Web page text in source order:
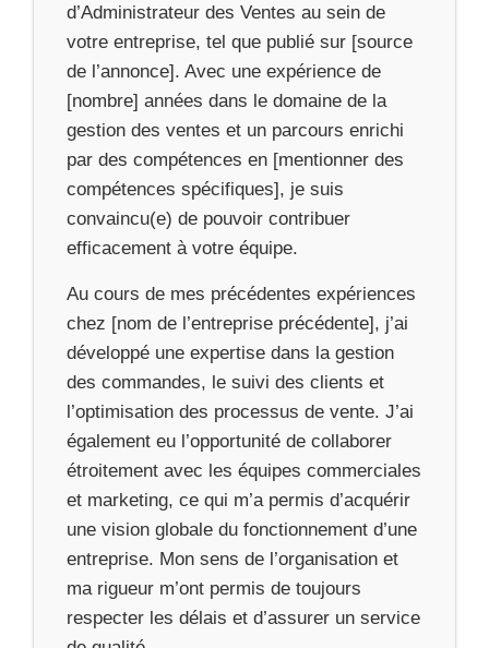
d’Administrateur des Ventes au sein de
votre entreprise, tel que publié sur [source
de l’annonce]. Avec une expérience de
[nombre] années dans le domaine de la
gestion des ventes et un parcours enrichi
par des compétences en [mentionner des
compétences spécifiques], je suis
convaincu(e) de pouvoir contribuer
efficacement à votre équipe.
Au cours de mes précédentes expériences
chez [nom de l’entreprise précédente], j’ai
développé une expertise dans la gestion
des commandes, le suivi des clients et
l’optimisation des processus de vente. J’ai
également eu l’opportunité de collaborer
étroitement avec les équipes commerciales
et marketing, ce qui m’a permis d’acquérir
une vision globale du fonctionnement d’une
entreprise. Mon sens de l’organisation et
ma rigueur m’ont permis de toujours
respecter les délais et d’assurer un service